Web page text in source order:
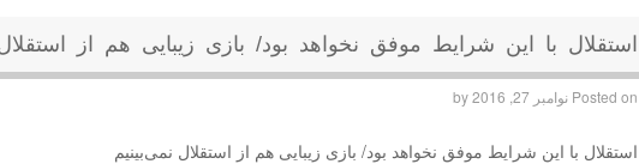
استقلال با این شرایط موفق نخواهد بود/ بازی زیبایی هم از
Posted on نوامبر 27, 2016 by
استقلال با این شرایط موفق نخواهد بود/ بازی زیبایی هم از استقلال نمی‌بینیم